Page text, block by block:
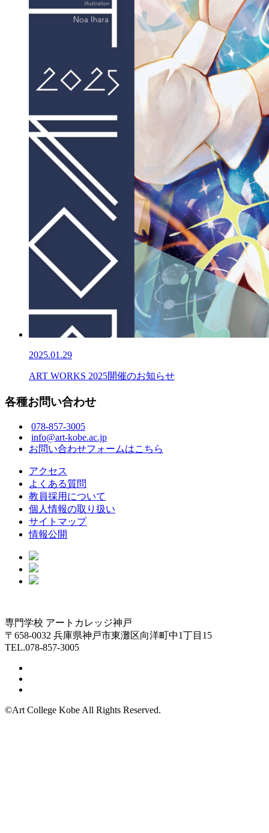
2025.01.29
ART WORKS 2025開催のお知らせ
各種お問い合わせ
078-857-3005
info@art-kobe.ac.jp
お問い合わせフォームはこちら
アクセス
よくある質問
教員採用について
個人情報の取り扱い
サイトマップ
情報公開
専門学校 アートカレッジ神戸
〒658-0032 兵庫県神戸市東灘区向洋町中1丁目15
TEL.078-857-3005
©Art College Kobe All Rights Reserved.